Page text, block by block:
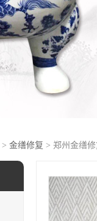
> 金缮修复 > 郑州金缮